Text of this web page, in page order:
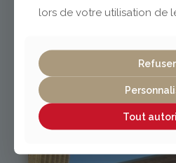
04 70 97
lors de votre utilisation de
Refuser
Tout